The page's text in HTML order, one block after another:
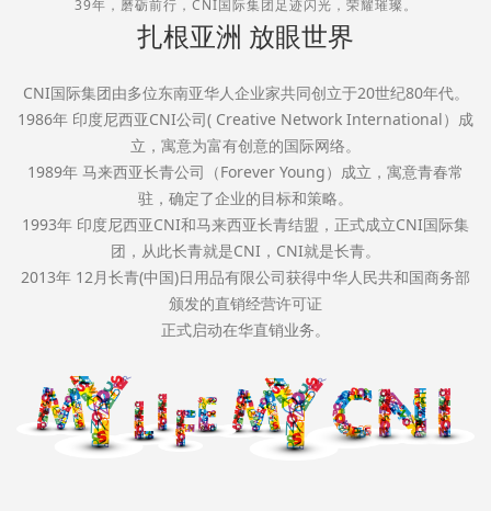
39年，磨砺前行，CNI国际集团足迹闪光，荣耀璀璨。
扎根亚洲 放眼世界
CNI国际集团由多位东南亚华人企业家共同创立于20世纪80年代。
1986年 印度尼西亚CNI公司( Creative Network International）成
立，寓意为富有创意的国际网络。
1989年 马来西亚长青公司（Forever Young）成立，寓意青春常
驻，确定了企业的目标和策略。
1993年 印度尼西亚CNI和马来西亚长青结盟，正式成立CNI国际集
团，从此长青就是CNI，CNI就是长青。
2013年 12月长青(中国)日用品有限公司获得中华人民共和国商务部
颁发的直销经营许可证
正式启动在华直销业务。